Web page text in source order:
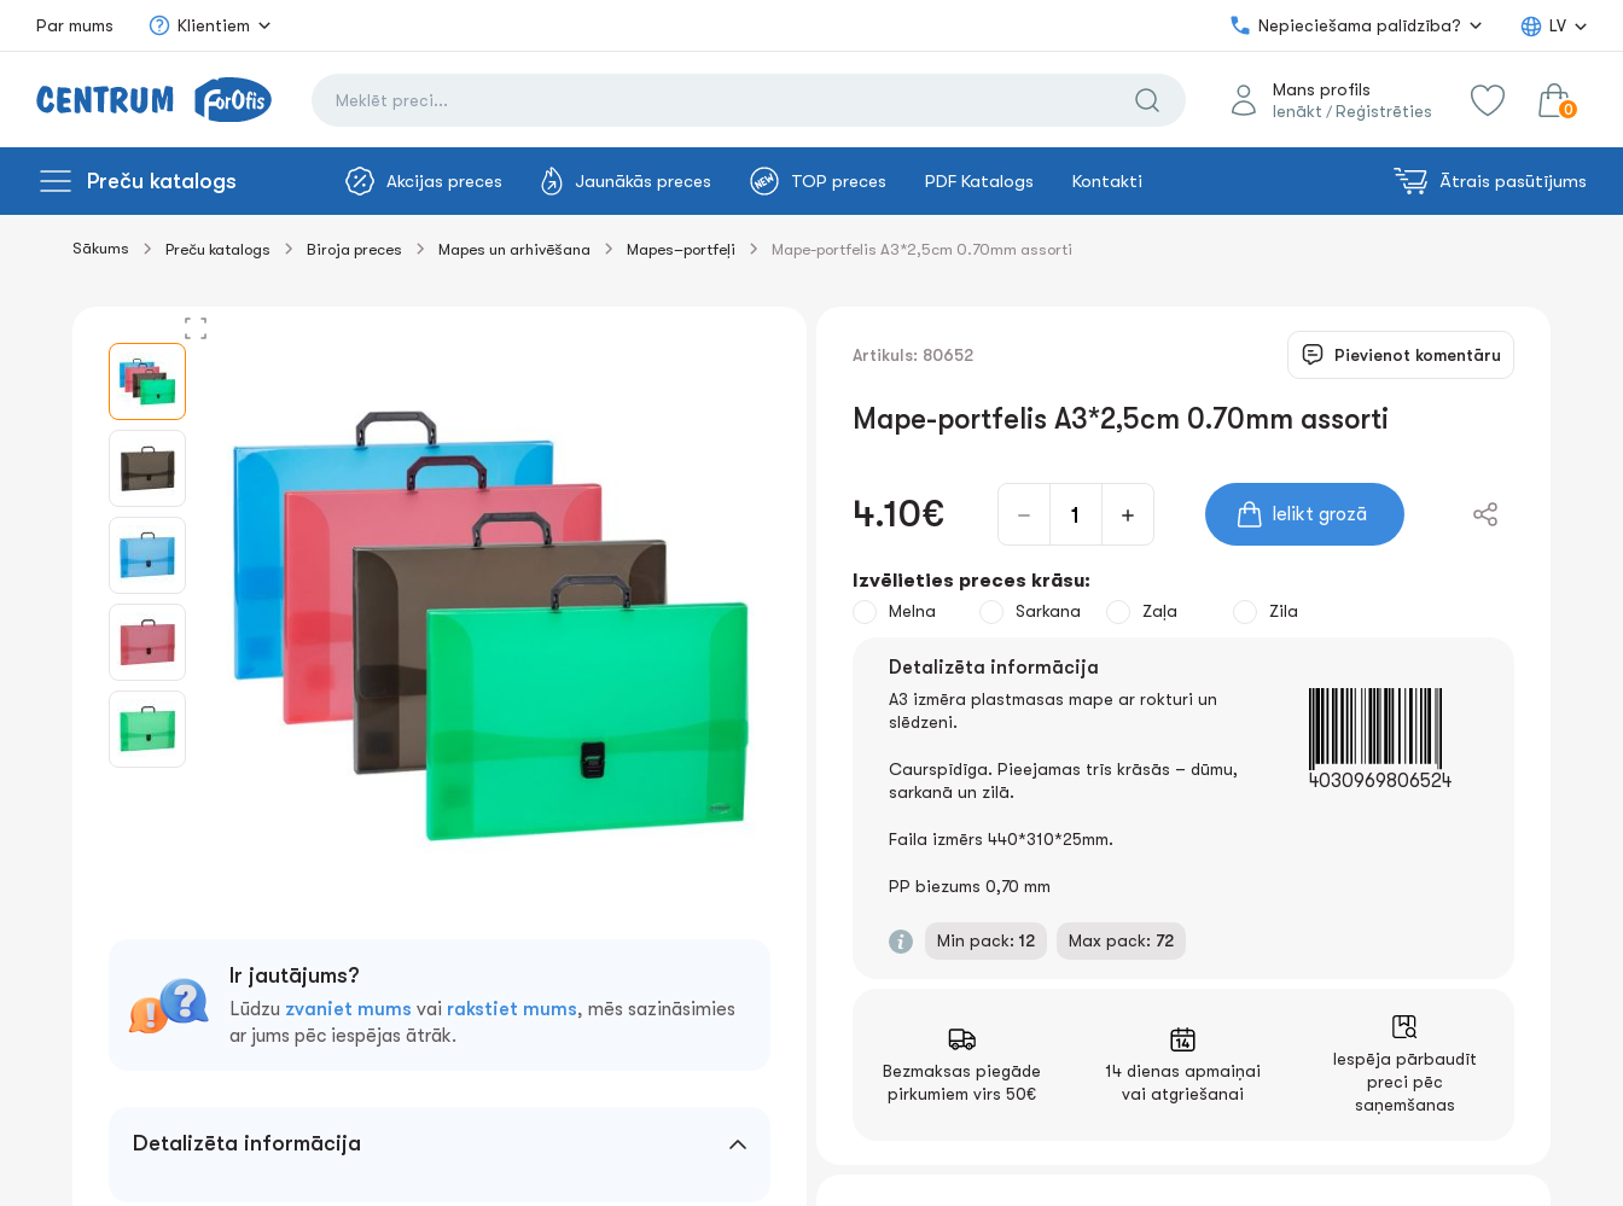
Par mums Klientiem Nepieciešama palīdzība? LV
Mans profils
Ienākt / Reģistrēties 0
Preču katalogs Akcijas preces Jaunākās preces TOP preces PDF Katalogs Kontakti Ātrais pasūtījums
Sākums Preču katalogs Biroja preces Mapes un arhivēšana Mapes–portfeļi Mape-portfelis A3*2,5cm 0.70mm assorti
Ir jautājums?
Lūdzu zvaniet mums vai rakstiet mums, mēs sazināsimies
ar jums pēc iespējas ātrāk.
Detalizēta informācija
Artikuls: 80652 Pievienot komentāru
Mape-portfelis A3*2,5cm 0.70mm assorti
4.10€ Ielikt grozā
Izvēlieties preces krāsu:
Melna Sarkana Zaļa Zila
Detalizēta informācija
A3 izmēra plastmasas mape ar rokturi un
slēdzeni.
Caurspīdīga. Pieejamas trīs krāsās – dūmu,
sarkanā un zilā.
Faila izmērs 440*310*25mm.
PP biezums 0,70 mm
Min pack: 12 Max pack: 72
4030969806524
Bezmaksas piegāde
pirkumiem virs 50€
14 dienas apmaiņai
vai atgriešanai
Iespēja pārbaudīt
preci pēc
saņemšanas